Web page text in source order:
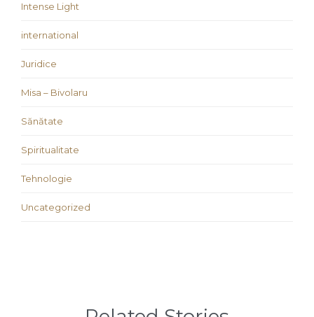
Intense Light
international
Juridice
Misa – Bivolaru
Sănătate
Spiritualitate
Tehnologie
Uncategorized